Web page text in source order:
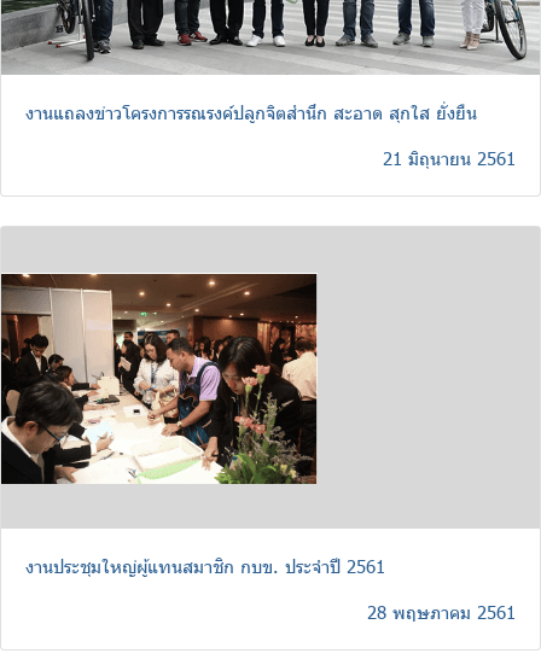
งานแถลงข่าวโครงการรณรงค์ปลูกจิตสำนึก สะอาด สุกใส ยั่งยืน
21 มิถุนายน 2561
งานประชุมใหญ่ผู้แทนสมาชิก กบข. ประจำปี 2561
28 พฤษภาคม 2561